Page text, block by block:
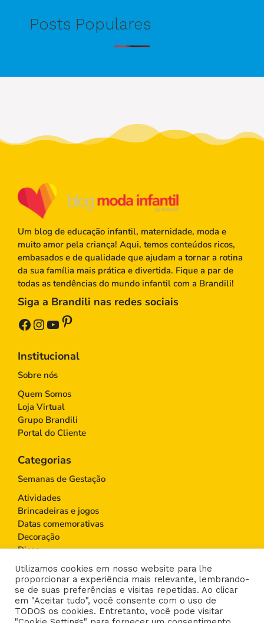
Posts Populares
Um blog de educação infantil, maternidade, moda e
muito amor pela criança! Aqui, temos conteúdos ricos,
embasados e de qualidade que ajudam a tornar a rotina
da sua família mais prática e divertida. Fique a par de
todas as tendências do mundo infantil com a Brandili!
Siga a Brandili nas redes sociais
Facebook
Instagram
Youtube
Pinterest
Institucional
Sobre nós
Quem Somos
Loja Virtual
Grupo Brandili
Portal do Cliente
Categorias
Semanas de Gestação
Atividades
Brincadeiras e jogos
Datas comemorativas
Decoração
Dicas
Educação Infantil
Gravidez
Maternidade
Moda infantil
Paternidade
Utilizamos cookies em nosso website para lhe
proporcionar a experiência mais relevante, lembrando-
se de suas preferências e visitas repetidas. Ao clicar
em "Aceitar tudo", você consente com o uso de
TODOS os cookies. Entretanto, você pode visitar